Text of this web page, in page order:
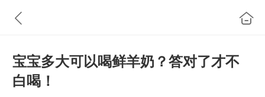
宝宝多大可以喝鲜羊奶？答对了才不
白喝！